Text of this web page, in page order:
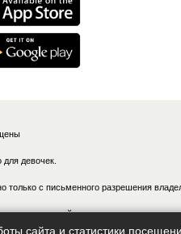
девочек.
с письменного разрешения
с действующим
сайта и статистики